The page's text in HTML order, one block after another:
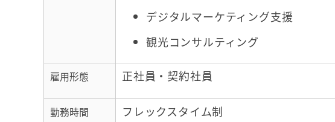
デジタルマーケティング支援
観光コンサルティング
雇用形態 正社員・契約社員
勤務時間
フレックスタイム制